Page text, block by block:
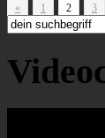
« 1 2 3